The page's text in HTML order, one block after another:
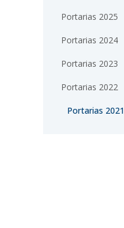
Portarias 2025
Portarias 2024
Portarias 2023
Portarias 2022
Portarias 2021